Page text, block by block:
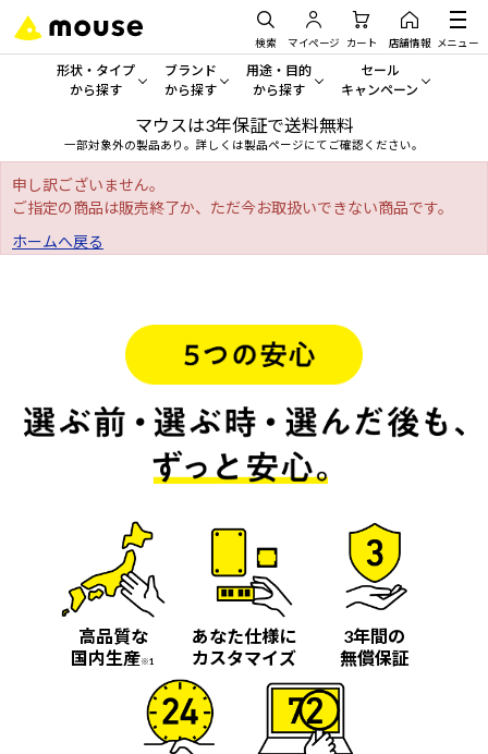
検索 マイページ カート 店舗情報 メニュー
形状・タイプ
から探す
形状・タイプから探す をすべてみる
デスクトップPC
ノートPC
ブランド
から探す
mouse
MousePro
用途・目的
から探す
一般向けパソコン
学習向けパソコン
AIおすすめパソコン
セール
キャンペーン
セール・キャンペー
人気モデルが期間限定・お
アウトレットパソコン
おすすめ目玉パソコン
今イチオシのパソコンをピ
マウスは3年保証で送料無料
一部対象外の製品あり。詳しくは製品ページにてご確認ください。
申し訳ございません。
ご指定の商品は販売終了か、ただ今お取扱いできない商品です。
ホームへ戻る
高品質な
国内生産※1
あなた仕様に
カスタマイズ
3年間の
無償保証